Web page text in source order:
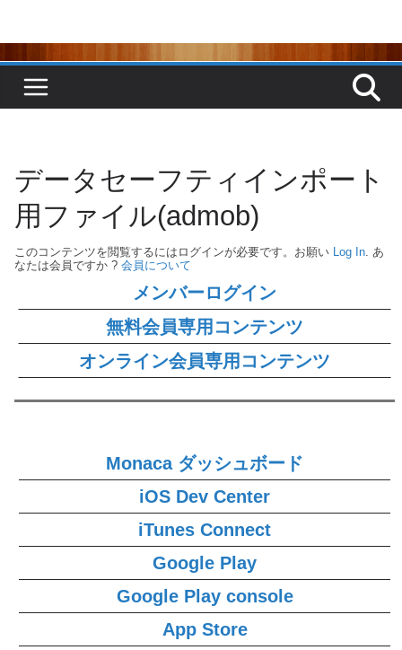
ン
ツ
データセーフティインポート
用ファイル(admob)
このコンテンツを閲覧するにはログインが必要です。お願い Log In. あ
なたは会員ですか ? 会員について
メンバーログイン
無料会員専用コンテンツ
オンライン会員専用コンテンツ
Monaca ダッシュボード
iOS Dev Center
iTunes Connect
Google Play
Google Play console
App Store